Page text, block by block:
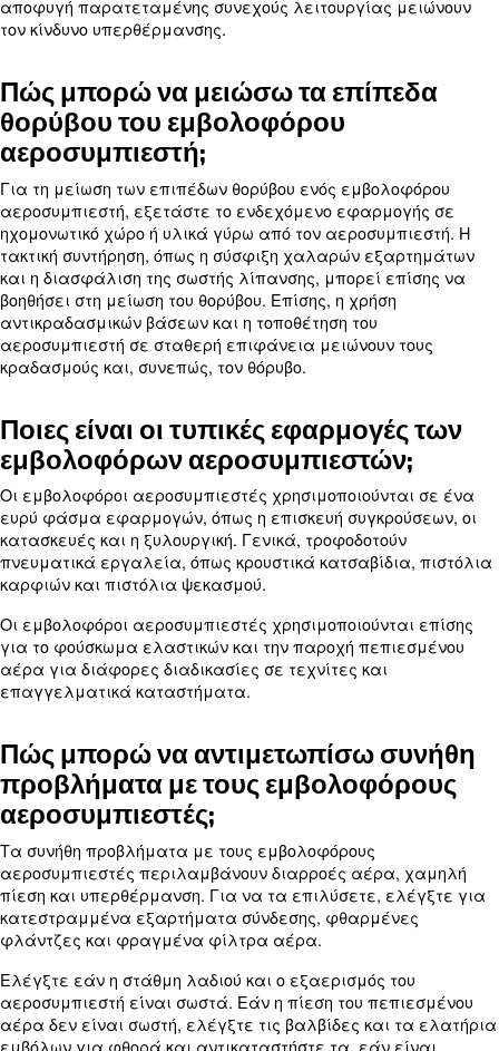
Πώς επηρεάζει ο κύκλος
την απόδοση των
αεροσυμπιεστών;
Ο κύκλος λειτουργίας ενός εμβολοφόρου
αναφέρεται στο ποσοστό του χρόνου που μπορεί
λειτουργήσει εντός μιας δεδομένης περιόδου
υπερθέρμανση. Για παράδειγμα, ένας
κύκλο λειτουργίας 50% μπορεί να λειτουργεί
μια περίοδο 10 λεπτών.
υπερθέρμανση και αυξημένη φθορά των
αεροσυμπιεστή. Η επιλογή ενός αεροσυμπιεστή
λειτουργίας που ανταποκρίνεται στις
διασφαλίζει αξιόπιστη απόδοση και μεγάλη
Ποιες είναι οι συνήθεις αιτίες
υπερθέρμανσης στους
αεροσυμπιεστές;
Οι συνήθεις αιτίες υπερθέρμανσης στους
υπερβολικό κύκλο λειτουργίας και χαμηλές
Τα φραγμένα ή βρώμικα φίλτρα αέρα μπορούν
περιορίσουν τη ροή αέρα, προκαλώντας
αεροσυμπιεστή.
Η τακτική συντήρηση, όπως ο καθαρισμός ή η
των φίλτρων αέρα και η διασφάλιση του σωστού
μπορεί να βοηθήσει στην αποτροπή της
Επιπλέον, η παρακολούθηση του κύκλου
αποφυγή παρατεταμένης συνεχούς λειτουργίας
τον κίνδυνο υπερθέρμανσης.